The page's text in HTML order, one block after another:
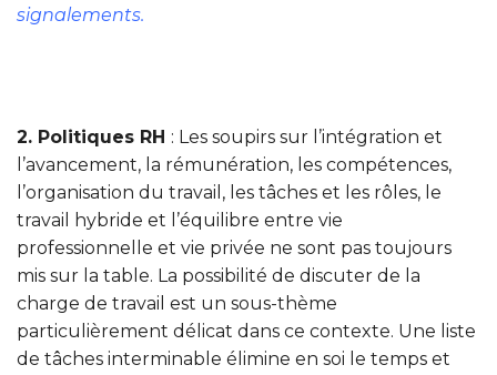
signalements.
2. Politiques RH : Les soupirs sur l’intégration et
l’avancement, la rémunération, les compétences,
l’organisation du travail, les tâches et les rôles, le
travail hybride et l’équilibre entre vie
professionnelle et vie privée ne sont pas toujours
mis sur la table. La possibilité de discuter de la
charge de travail est un sous-thème
particulièrement délicat dans ce contexte. Une liste
de tâches interminable élimine en soi le temps et